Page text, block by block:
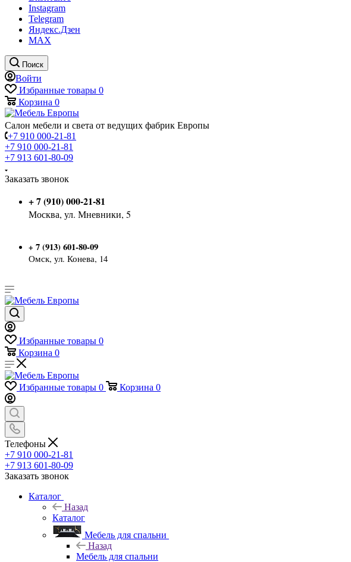
Instagram
Telegram
Яндекс.Дзен
MAX
Поиск
Войти
Избранные товары 0
Корзина 0
Салон мебели и света от ведущих фабрик Европы
+7 910 000-21-81
+7 910 000-21-81
+7 913 601-80-09
Заказать звонок
+ 7 (910) 000-21-81
Москва, ул. Мневники, 5
+ 7 (913) 601-80-09
Омск, ул. Конева, 14
Избранные товары 0
Корзина 0
Избранные товары 0 Корзина 0
Телефоны
+7 910 000-21-81
+7 913 601-80-09
Заказать звонок
Каталог
Назад
Каталог
Мебель для спальни
Назад
Мебель для спальни